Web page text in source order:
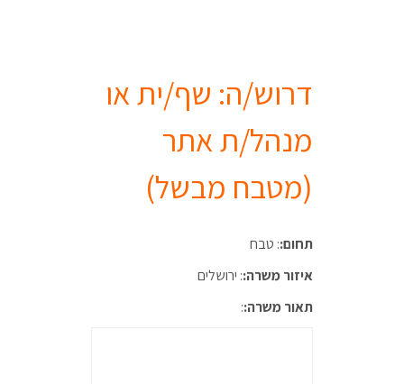
דרוש/ה: שף/ית או
מנהל/ת אתר
(מטבח מבשל)
תחום:: טבח
איזור משרה:: ירושלים
תאור משרה::